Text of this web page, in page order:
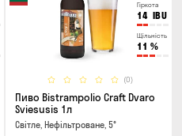
Гіркота
14 IBU
Щільність
11 %
(0)
Пиво Bistrampolio Craft Dvaro
Sviesusis 1л
Світле, Нефільтроване, 5°